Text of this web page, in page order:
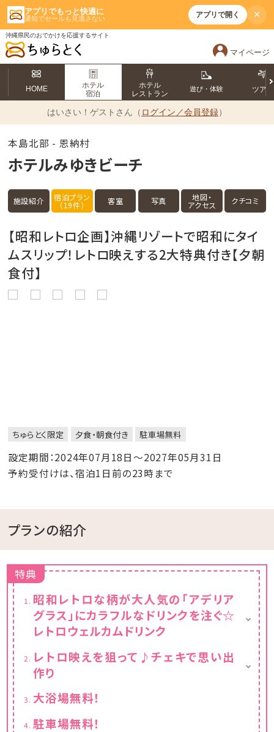
アプリでもっと快適に
通知でセールも見逃さない アプリで開く ×
沖縄県民のおでかけを応援するサイト
マイページ
HOME
ホテル
宿泊
ホテル
レストラン
遊び・体験 ツアー
はいさい！ ゲストさん（ ログイン／会員登録）
本島北部 - 恩納村
ホテルみゆきビーチ
施設紹介 宿泊プラン
（19件） 客室 写真 地図・
アクセス クチコミ
【昭和レトロ企画】沖縄リゾートで昭和にタイ
ムスリップ！レトロ映えする2大特典付き【夕朝
食付】
ちゅらとく限定 夕食・朝食付き 駐車場無料
設定期間：2024年07月18日～2027年05月31日
予約受付けは、宿泊1日前の23時まで
プランの紹介
特典
昭和レトロな柄が大人気の「アデリア
グラス」にカラフルなドリンクを注ぐ☆
レトロウェルカムドリンク
お好きなドリンク1本お渡し（人数分）
※小学生以上の方が対象
レトロ映えを狙って♪チェキで思い出
作り
チェキ専用フィルムチェキ専用フィルム1パック
大浴場無料！
駐車場無料！